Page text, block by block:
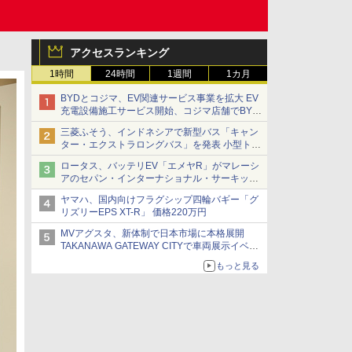
アクセスランキング
1時間 24時間 1週間 1カ月
BYDとコジマ、EV関連サービス事業を拡大 EV
充電設備施工サービス開始、コジマ店舗でBYD
車の展示・試乗イベントを強化
三菱ふそう、インドネシアで新型バス「キャン
ター・エクストラロングバス」を発表 小型トラ
ックベースの観光・旅客輸送向けバス
ロータス、バッテリEV「エメヤR」がマレーシ
アのセパン・インターナショナル・サーキット
のBEV最速タイムを樹立
ヤマハ、国内向けフラグシップ四輪バギー「グ
リズリーEPS XT-R」 価格220万円
MVアグスタ、新体制で日本市場に本格展開
TAKANAWA GATEWAY CITYで車両展示イベン
もっと見る